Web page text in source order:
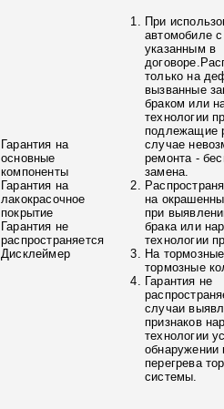
Гарантия на
основные
компоненты
Гарантия на
лакокрасочное
покрытие
Гарантия не
распространяется
Дисклеймер
При
автомобиле
указанным в
только на
вызванные
браком или
технологии
подлежащие
случае
ремонта -
замена.
на
при
брака или
технологии
На
тормозные
Гарантия не
случаи
признаков
технологии
обнаружении
перегрева
системы.